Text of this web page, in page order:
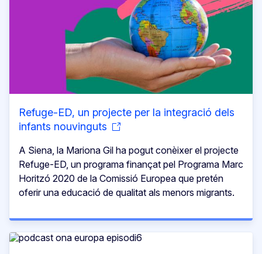
Refuge-ED, un projecte per la integració dels
infants nouvinguts
A Siena, la Mariona Gil ha pogut conèixer el projecte
Refuge-ED, un programa finançat pel Programa Marc
Horitzó 2020 de la Comissió Europea que pretén
oferir una educació de qualitat als menors migrants.